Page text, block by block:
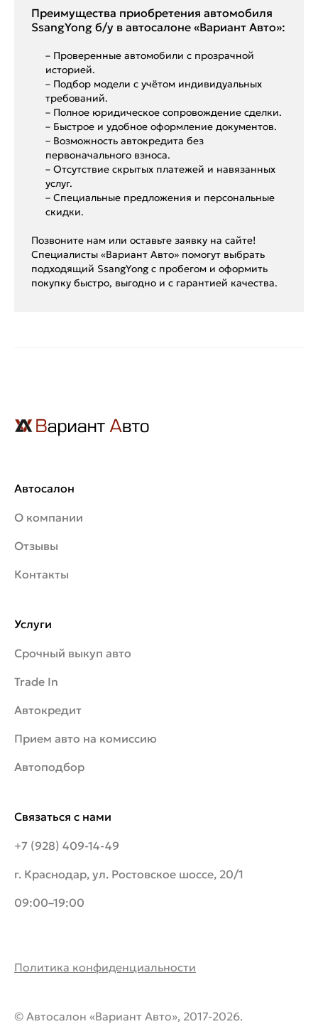
Преимущества приобретения автомобиля
SsangYong б/у в автосалоне «Вариант Авто»:
– Проверенные автомобили с прозрачной
историей.
– Подбор модели с учётом индивидуальных
требований.
– Полное юридическое сопровождение сделки.
– Быстрое и удобное оформление документов.
– Возможность автокредита без
первоначального взноса.
– Отсутствие скрытых платежей и навязанных
услуг.
– Специальные предложения и персональные
скидки.
Позвоните нам или оставьте заявку на сайте!
Специалисты «Вариант Авто» помогут выбрать
подходящий SsangYong с пробегом и оформить
покупку быстро, выгодно и с гарантией качества.
Автосалон
О компании
Отзывы
Контакты
Связаться с нами
+7 (928) 409-14-49
г. Краснодар, ул. Ростовское шоссе, 20/1
09:00–19:00
Услуги
Срочный выкуп авто
Trade In
Автокредит
Прием авто на комиссию
Автоподбор
Политика конфиденциальности
© Автосалон «Вариант Авто», 2017-2026.